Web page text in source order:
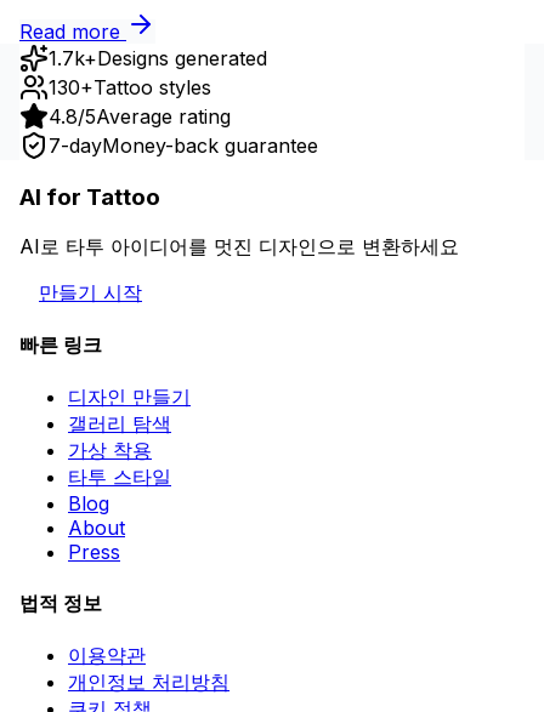
Read more
1.7k+Designs generated
130+Tattoo styles
4.8/5Average rating
7-dayMoney-back guarantee
AI for Tattoo
AI로 타투 아이디어를 멋진 디자인으로 변환하세요
만들기 시작
빠른 링크
디자인 만들기
갤러리 탐색
가상 착용
타투 스타일
Blog
About
Press
법적 정보
이용약관
개인정보 처리방침